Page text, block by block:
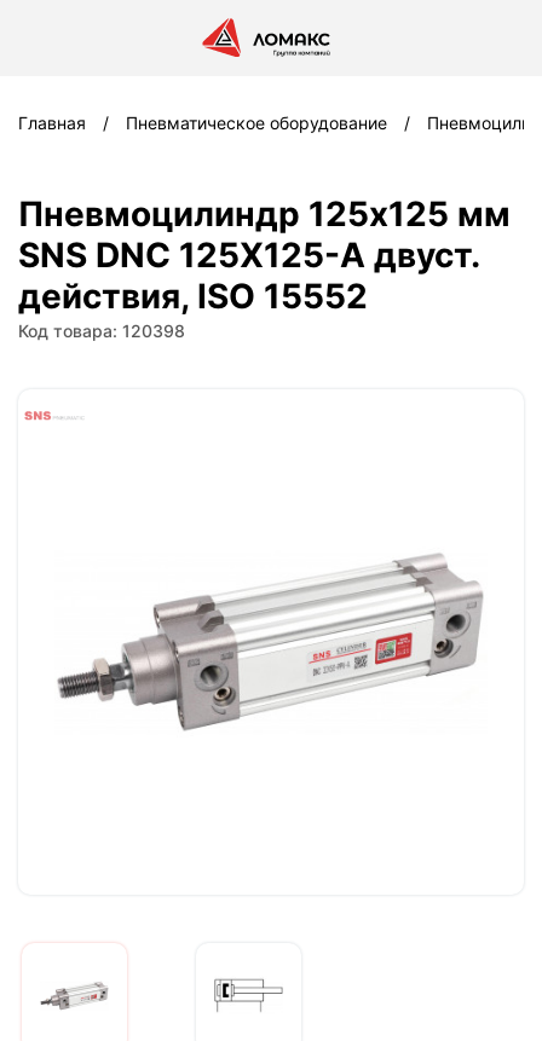
Главная Пневматическое оборудование
Пневмоцилиндр 125x125 мм
SNS DNC 125X125-A двуст.
действия, ISO 15552
Код товара: 120398